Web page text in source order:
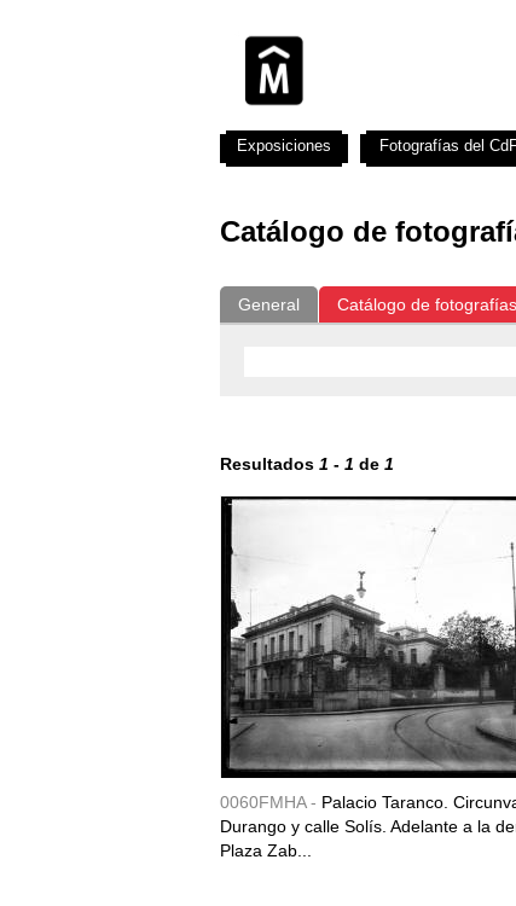
Catálogo de
General Catálogo de fotografías
Resultados 1 - 1 de 1
0060FMHA - Palacio Taranco.
Durango y calle Solís. Adelante a la
Plaza Zab...
Exposiciones Fotografías del